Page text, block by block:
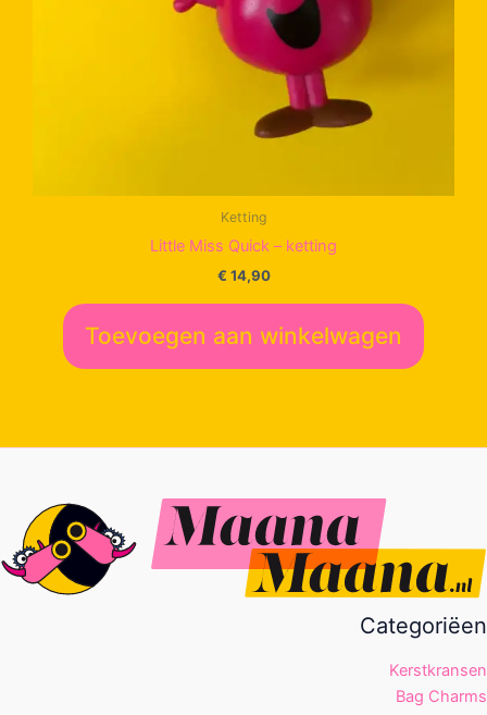
Ketting
Little Miss Quick – ketting
€ 14,90
Toevoegen aan winkelwagen
Categoriëen
Kerstkransen
Bag Charms